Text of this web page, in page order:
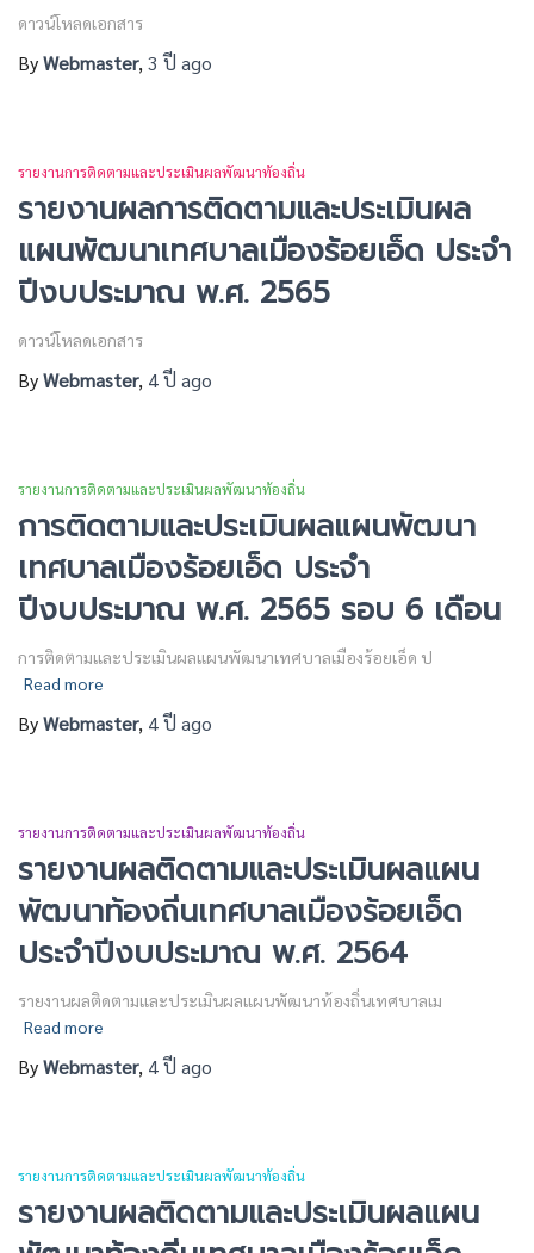
ดาวน์โหลดเอกสาร
ByWebmaster, 3 ปี ago
รายงานการติดตามและประเมินผลพัฒนาท้องถิ่น
รายงานผลการติดตามและประเมินผล
แผนพัฒนาเทศบาลเมืองร้อยเอ็ด ประจำ
ปีงบประมาณ พ.ศ. 2565
ดาวน์โหลดเอกสาร
ByWebmaster, 4 ปี ago
รายงานการติดตามและประเมินผลพัฒนาท้องถิ่น
การติดตามและประเมินผลแผนพัฒนา
เทศบาลเมืองร้อยเอ็ด ประจำ
ปีงบประมาณ พ.ศ. 2565 รอบ 6 เดือน
การติดตามและประเมินผลแผนพัฒนาเทศบาลเมืองร้อยเอ็ด ป
Read more
ByWebmaster, 4 ปี ago
รายงานการติดตามและประเมินผลพัฒนาท้องถิ่น
รายงานผลติดตามและประเมินผลแผน
พัฒนาท้องถิ่นเทศบาลเมืองร้อยเอ็ด
ประจำปีงบประมาณ พ.ศ. 2564
รายงานผลติดตามและประเมินผลแผนพัฒนาท้องถิ่นเทศบาลเม
Read more
ByWebmaster, 4 ปี ago
รายงานการติดตามและประเมินผลพัฒนาท้องถิ่น
รายงานผลติดตามและประเมินผลแผน